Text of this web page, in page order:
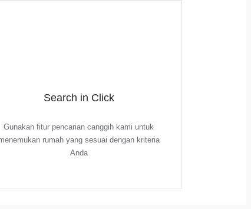
Search in Click
Gunakan fitur pencarian canggih kami untuk
rumah yang sesuai dengan kriteria
Anda